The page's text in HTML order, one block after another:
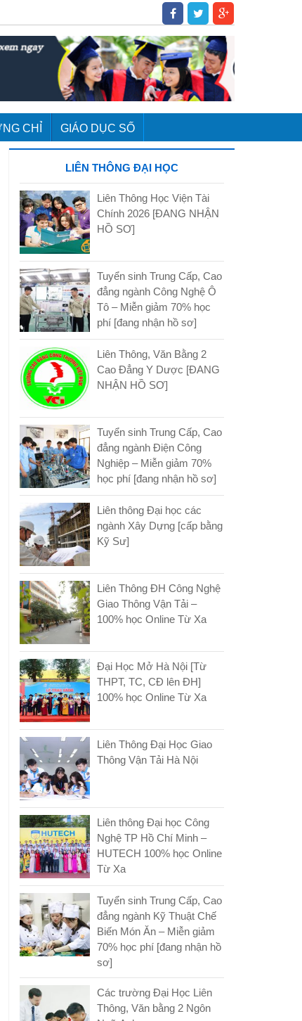
CHỈ GIÁO DỤC SỐ
LIÊN THÔNG ĐẠI HỌC
Liên Thông Học Viện Tài
Chính 2026 [ĐANG NHẬN
HỒ SƠ]
Tuyển sinh Trung Cấp, Cao
đẳng ngành Công Nghệ Ô
Tô – Miễn giảm 70% học
phí [đang nhận hồ sơ]
Liên Thông, Văn Bằng 2
Cao Đẳng Y Dược [ĐANG
NHẬN HỒ SƠ]
Tuyển sinh Trung Cấp, Cao
đẳng ngành Điện Công
Nghiệp – Miễn giảm 70%
học phí [đang nhận hồ sơ]
Liên thông Đại học các
ngành Xây Dựng [cấp bằng
Kỹ Sư]
Liên Thông ĐH Công Nghệ
Giao Thông Vận Tải –
100% học Online Từ Xa
Đại Học Mở Hà Nội [Từ
THPT, TC, CĐ lên ĐH]
100% học Online Từ Xa
Liên Thông Đại Học Giao
Thông Vận Tải Hà Nội
Liên thông Đại học Công
Nghệ TP Hồ Chí Minh –
HUTECH 100% học Online
Từ Xa
Tuyển sinh Trung Cấp, Cao
đẳng ngành Kỹ Thuật Chế
Biến Món Ăn – Miễn giảm
70% học phí [đang nhận hồ
sơ]
Các trường Đại Học Liên
Thông, Văn bằng 2 Ngôn